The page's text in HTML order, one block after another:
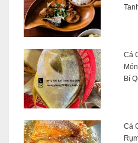
Cá
Bí
Cá